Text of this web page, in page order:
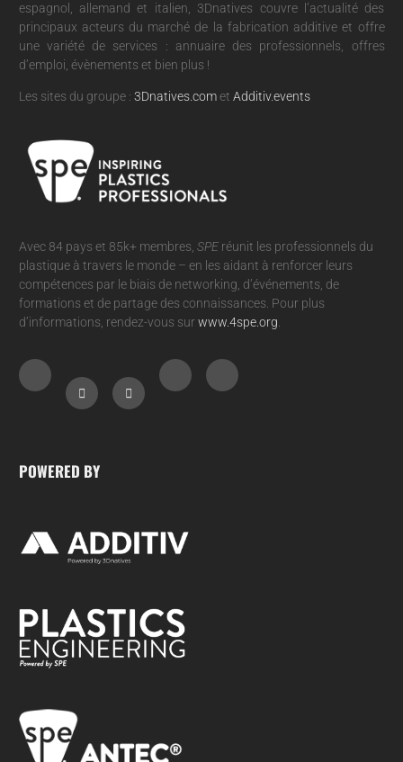
espagnol, allemand et italien, 3Dnatives couvre l’actualité des
principaux acteurs du marché de la fabrication additive et offre
une variété de services : annuaire des professionnels, offres
d’emploi, évènements et bien plus !
Les sites du groupe : 3Dnatives.comet Additiv.events
Avec 84 pays et 85k+ membres, SPEréunit les professionnels du
plastique à travers le monde – en les aidant à renforcer leurs
compétences par le biais de networking, d’événements, de
formations et de partage des connaissances. Pour plus
d’informations, rendez-vous surwww.4spe.org.
POWERED BY